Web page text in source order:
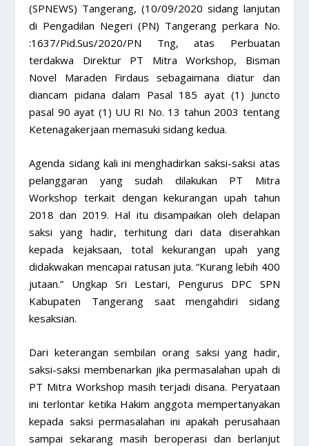
(SPNEWS) Tangerang, (10/09/2020 sidang lanjutan
di Pengadilan Negeri (PN) Tangerang perkara No.
:1637/Pid.Sus/2020/PN Tng, atas Perbuatan
terdakwa Direktur PT Mitra Workshop, Bisman
Novel Maraden Firdaus sebagaimana diatur dan
diancam pidana dalam Pasal 185 ayat (1) Juncto
pasal 90 ayat (1) UU RI No. 13 tahun 2003 tentang
Ketenagakerjaan memasuki sidang kedua.
Agenda sidang kali ini menghadirkan saksi-saksi atas
pelanggaran yang sudah dilakukan PT Mitra
Workshop terkait dengan kekurangan upah tahun
2018 dan 2019. Hal itu disampaikan oleh delapan
saksi yang hadir, terhitung dari data diserahkan
kepada kejaksaan, total kekurangan upah yang
didakwakan mencapai ratusan juta. “Kurang lebih 400
jutaan.” Ungkap Sri Lestari, Pengurus DPC SPN
Kabupaten Tangerang saat mengahdiri sidang
kesaksian.
Dari keterangan sembilan orang saksi yang hadir,
saksi-saksi membenarkan jika permasalahan upah di
PT Mitra Workshop masih terjadi disana. Peryataan
ini terlontar ketika Hakim anggota mempertanyakan
kepada saksi permasalahan ini apakah perusahaan
sampai sekarang masih beroperasi dan berlanjut